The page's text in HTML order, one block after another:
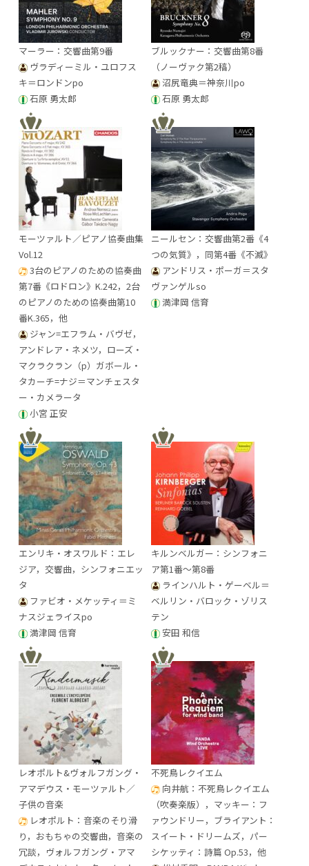
マーラー：交響曲第9番
ヴラディーミル・ユロフス
キ＝ロンドンpo
石原 勇太郎
ブルックナー：交響曲第8番
（ノーヴァク第2稿）
沼尻竜典＝神奈川po
石原 勇太郎
モーツァルト／ピアノ協奏曲集
Vol.12
3台のピアノのための協奏曲
第7番《ロドロン》K.242，2台
のピアノのための協奏曲第10
番K.365，他
ジャン=エフラム・バヴゼ，
アンドレア・ネメツ，ローズ・
マクラクラン（p）ガボール・
タカーチ=ナジ＝マンチェスタ
ー・カメラータ
小宮 正安
ニールセン：交響曲第2番《4
つの気質》，同第4番《不滅》
アンドリス・ポーガ＝スタ
ヴァンゲルso
満津岡 信育
エンリキ・オスワルド：エレ
ジア，交響曲，シンフォニエッ
タ
ファビオ・メケッティ＝ミ
ナスジェライスpo
満津岡 信育
キルンベルガー：シンフォニ
ア第1番～第8番
ラインハルト・ゲーベル＝
ベルリン・バロック・ゾリス
テン
安田 和信
レオポルト&ヴォルフガング・
アマデウス・モーツァルト／
子供の音楽
レオポルト：音楽のそり滑
り，おもちゃの交響曲，音楽の
冗談，ヴォルフガング・アマ
不死鳥レクイエム
向井航：不死鳥レクイエム
（吹奏楽版），マッキー：フ
ァウンドリー，ブライアント：
スイート・ドリームズ，パー
シケッティ：詩篇 Op.53，他